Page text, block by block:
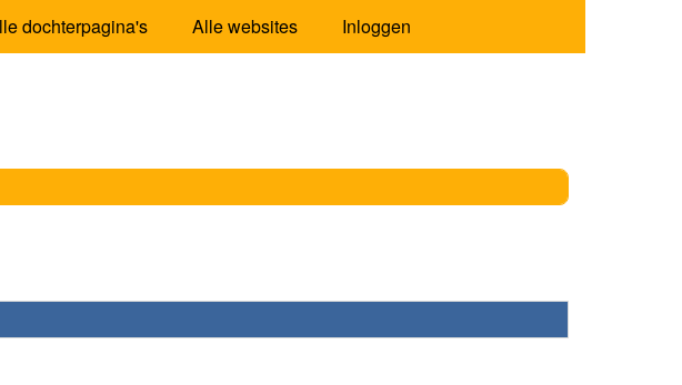
dochterpagina's Alle websites Inloggen